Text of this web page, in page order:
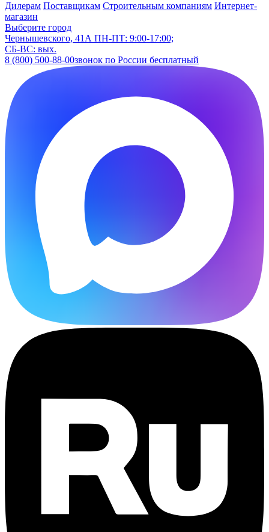
Дилерам Поставщикам Строительным компаниям Интернет-
магазин
Выберите город
Чернышевского, 41А ПН-ПТ: 9:00-17:00;
СБ-ВС: вых.
8 (800) 500-88-00звонок по России бесплатный